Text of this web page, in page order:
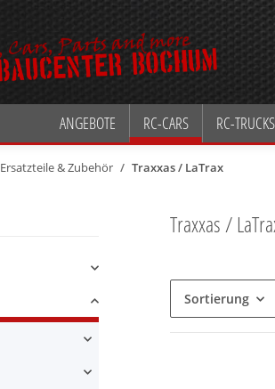
ANGEBOTE RC-CARS RC-
Ersatzteile & Zubehör Traxxas / LaTrax
Traxxas /
Sortierung
Alle anzeigen
Alle anzeigen
Alle anzeigen
Alle anzeigen